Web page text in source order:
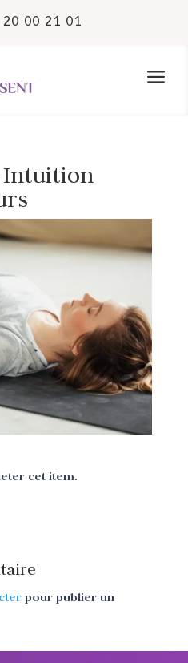
00 21 01
a
Intuition
cet item.
pour publier un